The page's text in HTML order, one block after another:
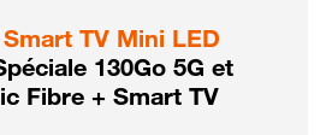
Smart TV Mini LED
130Go 5G et
Fibre + Smart TV